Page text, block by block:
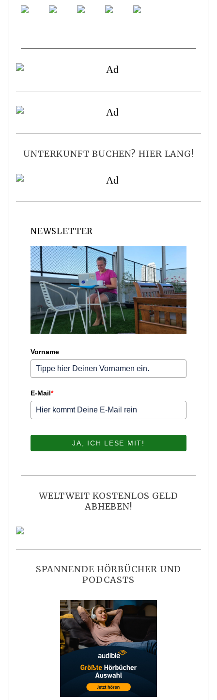
UNTERKUNFT BUCHEN? HIER LANG!
NEWSLETTER
Vorname
E-Mail*
JA, ICH LESE MIT!
WELTWEIT KOSTENLOS GELD
ABHEBEN!
SPANNENDE HÖRBÜCHER UND
PODCASTS